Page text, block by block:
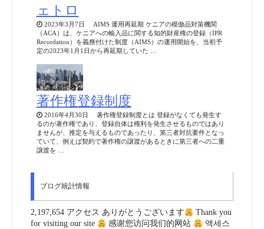
ェトロ
2023年3月7日 AIMS 運用再延期 ケニアの模倣品対策機関
（ACA）は、ケニアへの輸入品に関する知的財産権の登録（IPR
Recordation）を義務付けた制度（AIMS）の運用開始を、当初予
定の2023年1月1日から再延期していた …
著作権登録制度
2016年4月30日 著作権登録制度とは 登録がなくても発生す
るのが著作権であり、登録自体は権利を発生させるものではあり
ませんが、推定を与えるものであったり、第三者対抗要件となっ
ていて、例えば契約で著作権の譲渡があるときに第三者への二重
譲渡を …
ブログ統計情報
2,197,654 アクセス ありがとうございます
Thank you
for visiting our site
感谢您访问我们的网站
액세스